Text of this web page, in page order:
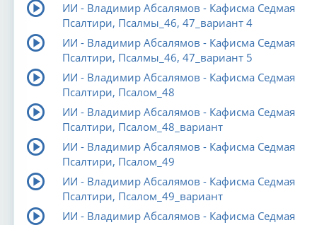
ИИ - Владимир Абсалямов - Кафисма Седмая
Псалтири, Псалмы_46, 47_вариант 4
ИИ - Владимир Абсалямов - Кафисма Седмая
Псалтири, Псалмы_46, 47_вариант 5
ИИ - Владимир Абсалямов - Кафисма Седмая
Псалтири, Псалом_48
ИИ - Владимир Абсалямов - Кафисма Седмая
Псалтири, Псалом_48_вариант
ИИ - Владимир Абсалямов - Кафисма Седмая
Псалтири, Псалом_49
ИИ - Владимир Абсалямов - Кафисма Седмая
Псалтири, Псалом_49_вариант
ИИ - Владимир Абсалямов - Кафисма Седмая